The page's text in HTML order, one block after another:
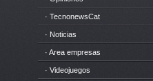
· TecnonewsCat
· Noticias
· Area empresas
· Videojuegos